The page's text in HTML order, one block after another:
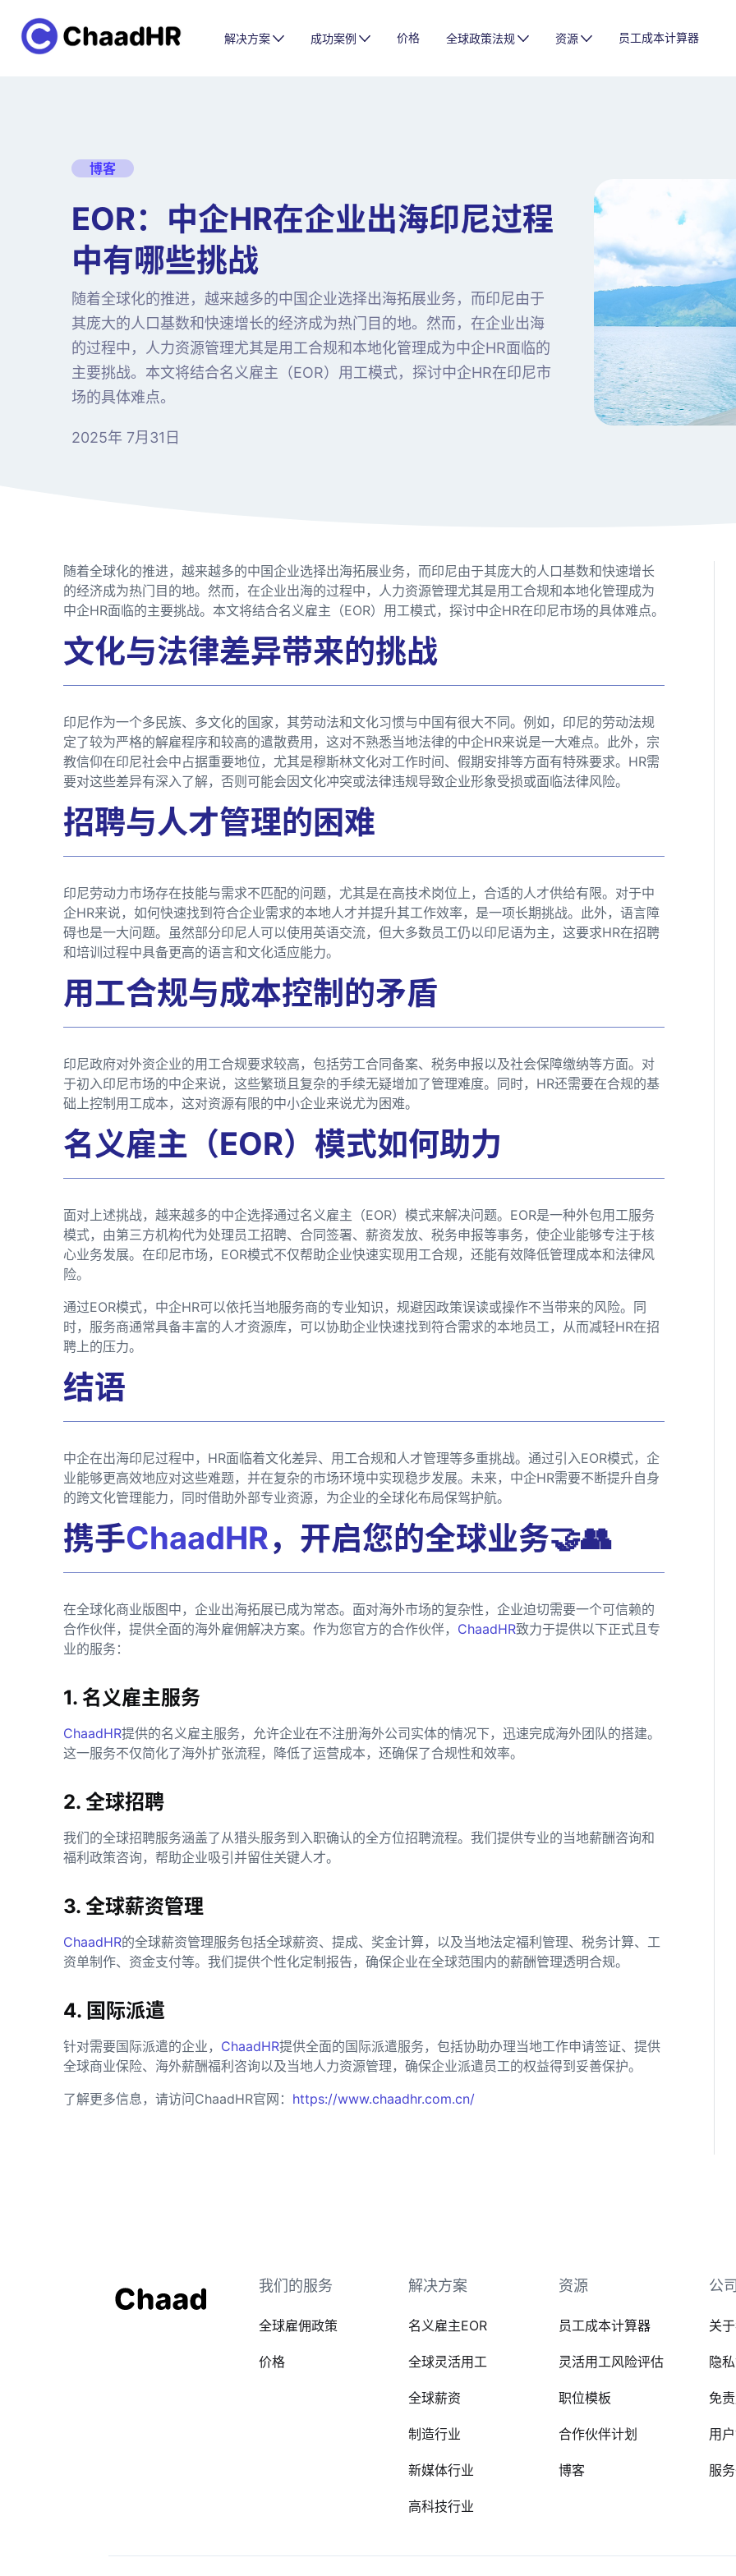
解决方案 成功案例 价格 全球政策法规 资源 员工成本计算器
博客
EOR：中企HR在企业出海印尼过程
中有哪些挑战
随着全球化的推进，越来越多的中国企业选择出海拓展业务，而印尼由于
其庞大的人口基数和快速增长的经济成为热门目的地。然而，在企业出海
的过程中，人力资源管理尤其是用工合规和本地化管理成为中企HR面临的
主要挑战。本文将结合名义雇主（EOR）用工模式，探讨中企HR在印尼市
场的具体难点。
2025年 7月31日
随着全球化的推进，越来越多的中国企业选择出海拓展业务，而印尼由于其庞大的人口基数和快速增长
的经济成为热门目的地。然而，在企业出海的过程中，人力资源管理尤其是用工合规和本地化管理成为
中企HR面临的主要挑战。本文将结合名义雇主（EOR）用工模式，探讨中企HR在印尼市场的具体难点。
文化与法律差异带来的挑战
印尼作为一个多民族、多文化的国家，其劳动法和文化习惯与中国有很大不同。例如，印尼的劳动法规
定了较为严格的解雇程序和较高的遣散费用，这对不熟悉当地法律的中企HR来说是一大难点。此外，宗
教信仰在印尼社会中占据重要地位，尤其是穆斯林文化对工作时间、假期安排等方面有特殊要求。HR需
要对这些差异有深入了解，否则可能会因文化冲突或法律违规导致企业形象受损或面临法律风险。
招聘与人才管理的困难
印尼劳动力市场存在技能与需求不匹配的问题，尤其是在高技术岗位上，合适的人才供给有限。对于中
企HR来说，如何快速找到符合企业需求的本地人才并提升其工作效率，是一项长期挑战。此外，语言障
碍也是一大问题。虽然部分印尼人可以使用英语交流，但大多数员工仍以印尼语为主，这要求HR在招聘
和培训过程中具备更高的语言和文化适应能力。
用工合规与成本控制的矛盾
印尼政府对外资企业的用工合规要求较高，包括劳工合同备案、税务申报以及社会保障缴纳等方面。对
于初入印尼市场的中企来说，这些繁琐且复杂的手续无疑增加了管理难度。同时，HR还需要在合规的基
础上控制用工成本，这对资源有限的中小企业来说尤为困难。
名义雇主（EOR）模式如何助力
面对上述挑战，越来越多的中企选择通过名义雇主（EOR）模式来解决问题。EOR是一种外包用工服务
模式，由第三方机构代为处理员工招聘、合同签署、薪资发放、税务申报等事务，使企业能够专注于核
心业务发展。在印尼市场，EOR模式不仅帮助企业快速实现用工合规，还能有效降低管理成本和法律风
险。
通过EOR模式，中企HR可以依托当地服务商的专业知识，规避因政策误读或操作不当带来的风险。同
时，服务商通常具备丰富的人才资源库，可以协助企业快速找到符合需求的本地员工，从而减轻HR在招
聘上的压力。
结语
中企在出海印尼过程中，HR面临着文化差异、用工合规和人才管理等多重挑战。通过引入EOR模式，企
业能够更高效地应对这些难题，并在复杂的市场环境中实现稳步发展。未来，中企HR需要不断提升自身
的跨文化管理能力，同时借助外部专业资源，为企业的全球化布局保驾护航。
携手ChaadHR，开启您的全球业务🤝👥
在全球化商业版图中，企业出海拓展已成为常态。面对海外市场的复杂性，企业迫切需要一个可信赖的
合作伙伴，提供全面的海外雇佣解决方案。作为您官方的合作伙伴， ChaadHR致力于提供以下正式且专
业的服务：
1. 名义雇主服务
ChaadHR提供的名义雇主服务，允许企业在不注册海外公司实体的情况下，迅速完成海外团队的搭建。
这一服务不仅简化了海外扩张流程，降低了运营成本，还确保了合规性和效率。
2. 全球招聘
我们的全球招聘服务涵盖了从猎头服务到入职确认的全方位招聘流程。我们提供专业的当地薪酬咨询和
福利政策咨询，帮助企业吸引并留住关键人才。
3. 全球薪资管理
ChaadHR的全球薪资管理服务包括全球薪资、提成、奖金计算，以及当地法定福利管理、税务计算、工
资单制作、资金支付等。我们提供个性化定制报告，确保企业在全球范围内的薪酬管理透明合规。
4. 国际派遣
针对需要国际派遣的企业， ChaadHR提供全面的国际派遣服务，包括协助办理当地工作申请签证、提供
全球商业保险、海外薪酬福利咨询以及当地人力资源管理，确保企业派遣员工的权益得到妥善保护。
了解更多信息，请访问ChaadHR官网： https://www.chaadhr.com.cn/
我们的服务
全球雇佣政策
价格
解决方案
名义雇主EOR
全球灵活用工
全球薪资
制造行业
新媒体行业
高科技行业
资源
员工成本计算器
灵活用工风险评估
职位模板
合作伙伴计划
博客
公
关
隐
免
用
服